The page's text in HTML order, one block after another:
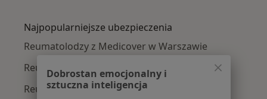
Najpopularniejsze ubezpieczenia
Reumatolodzy z Medicover w Warszawie
Reumatolodzy z Allianz w Warszawie
Reumatolodzy z INTER Polska w Warszawie
Dobrostan emocjonalny i
sztuczna inteligencja